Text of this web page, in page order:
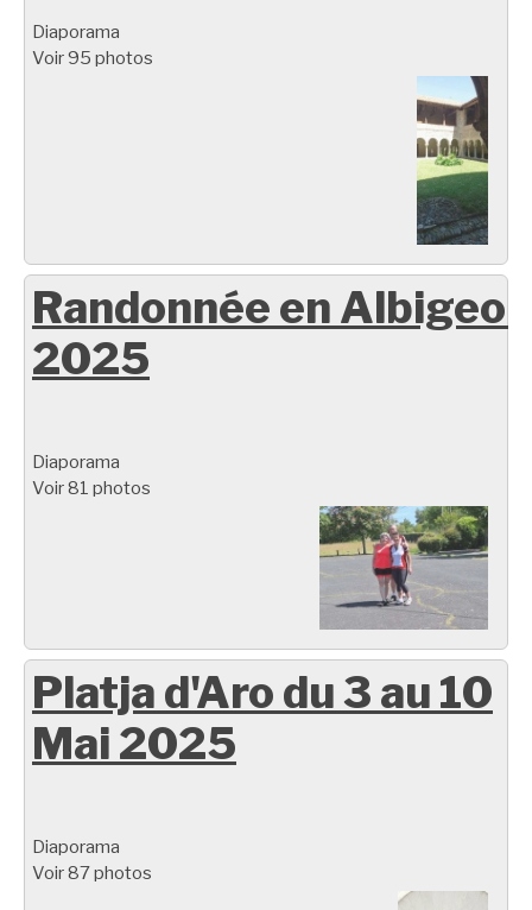
Diaporama
Voir 95 photos
Randonnée en
2025
Diaporama
Voir 81 photos
Platja d'Aro du 3 au 10
Mai 2025
Diaporama
Voir 87 photos